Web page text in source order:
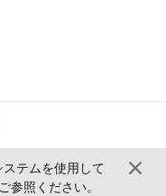
テムを使用して
参照ください。